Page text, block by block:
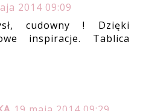
2014 09:09
cudowny ! Dzięki
inspiracje. Tablica